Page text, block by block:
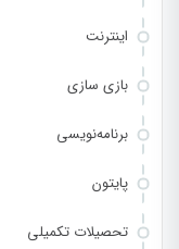
اینترنت
بازی سازی
برنامه‌نویسی
پایتون
تحصیلات تکمیلی